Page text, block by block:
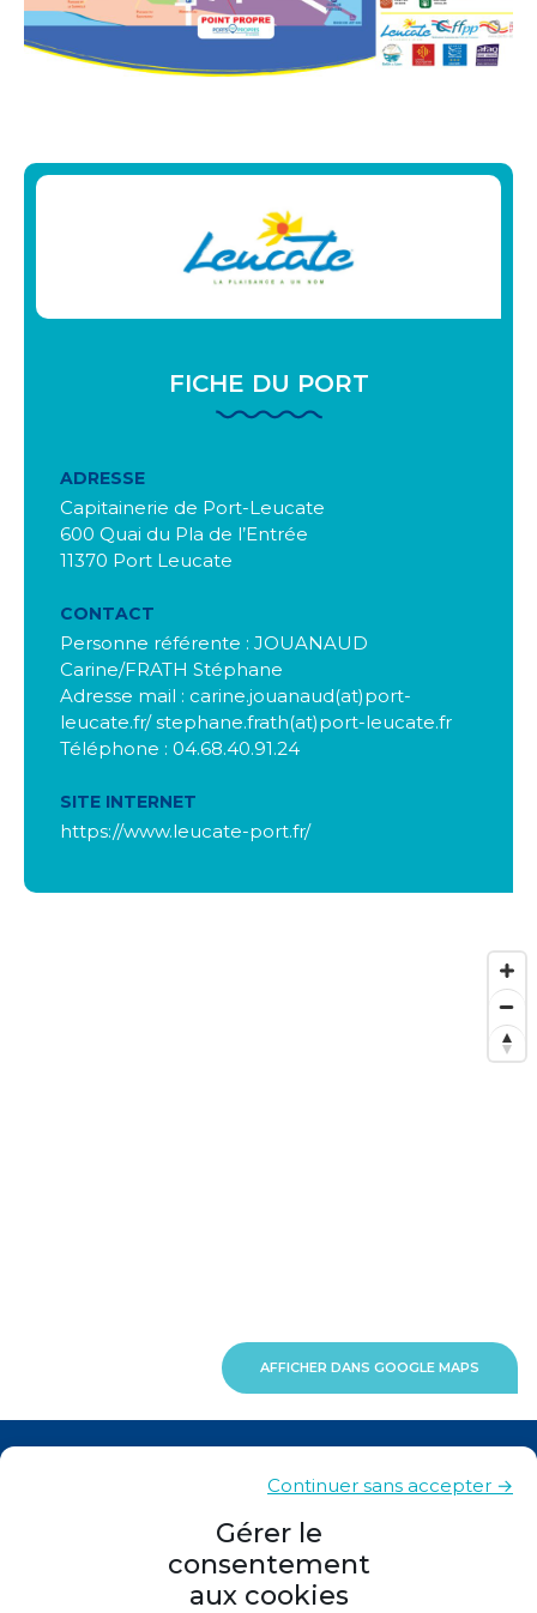
Gérer le
consentement
aux cookies
Continuer sans accepter →
FICHE DU PORT
ADRESSE
Capitainerie de Port-Leucate
600 Quai du Pla de l’Entrée
11370 Port Leucate
CONTACT
Personne référente : JOUANAUD
Carine/FRATH Stéphane
Adresse mail : carine.jouanaud(at)port-
leucate.fr/ stephane.frath(at)port-leucate.fr
Téléphone : 04.68.40.91.24
SITE INTERNET
https://www.leucate-port.fr/
AFFICHER DANS GOOGLE MAPS